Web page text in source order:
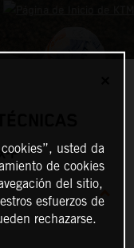
F
usted da
de cookies
del sitio,
esfuerzos de
rechazarse.